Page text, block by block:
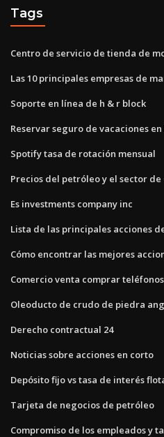
Tags
Centro de servicio de tienda de
Las 10 principales empresas de
Soporte en línea de h & r block
Reservar seguro de vacaciones
Spotify tasa de rotación mensual
Precios del petróleo y el sector
Es investments company inc
Lista de las principales acciones
Cómo encontrar las mejores
Comercio venta comprar teléfonos
Oleoducto de crudo de piedra
Derecho contractual 24
Noticias sobre acciones en corto
Depósito fijo vs tasa de interés
Tarjeta de negocios de petróleo
Compromiso de los empleados y